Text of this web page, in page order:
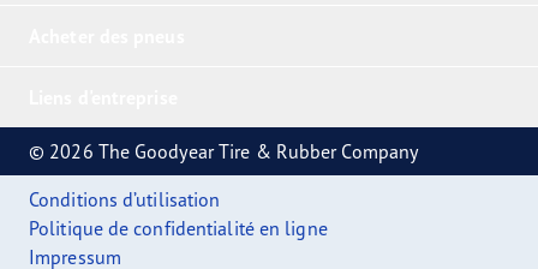
© 2026 The Goodyear Tire & Rubber Company
Conditions d’utilisation
Politique de confidentialité en ligne
Impressum